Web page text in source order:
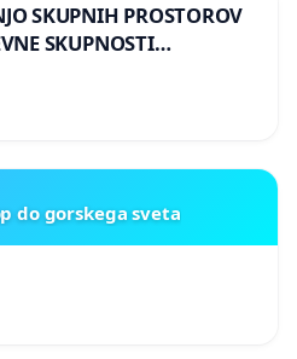
SKUPNIH PROSTOROV
SKUPNOSTI
do gorskega sveta